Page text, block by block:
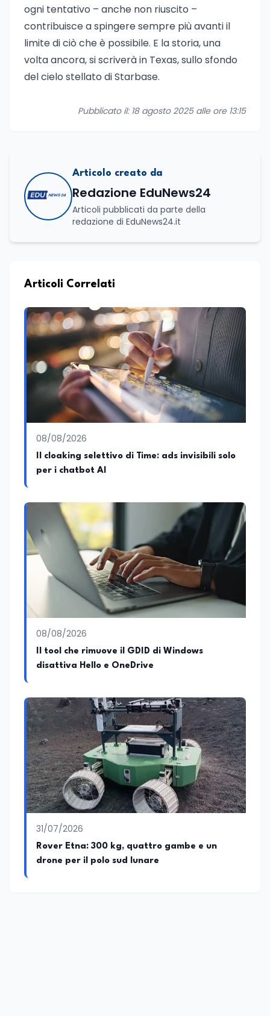
ogni tentativo – anche non riuscito –
contribuisce a spingere sempre più avanti il
limite di ciò che è possibile. E la storia, una
volta ancora, si scriverà in Texas, sullo sfondo
del cielo stellato di Starbase.
Pubblicato il: 18 agosto 2025 alle ore 13:15
Articolo creato da
Redazione EduNews24
Articoli pubblicati da parte della
redazione di EduNews24.it
Articoli Correlati
08/08/2026
Il cloaking selettivo di Time: ads invisibili solo
per i chatbot AI
08/08/2026
Il tool che rimuove il GDID di Windows
disattiva Hello e OneDrive
31/07/2026
Rover Etna: 300 kg, quattro gambe e un
drone per il polo sud lunare